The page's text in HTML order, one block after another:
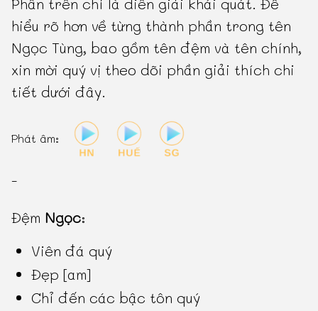
hiểu rõ hơn về từng thành phần trong tên
Ngọc Tùng, bao gồm tên đệm và tên chính,
xin mời quý vị theo dõi phần giải thích chi
tiết dưới đây.
Phát âm:
-
Đệm Ngọc:
Viên đá quý
Đẹp [am]
Chỉ đến các bậc tôn quý